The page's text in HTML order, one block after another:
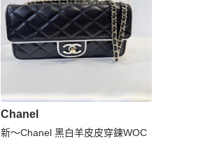
Chanel
新～Chanel 黑白羊皮皮穿鍊WOC